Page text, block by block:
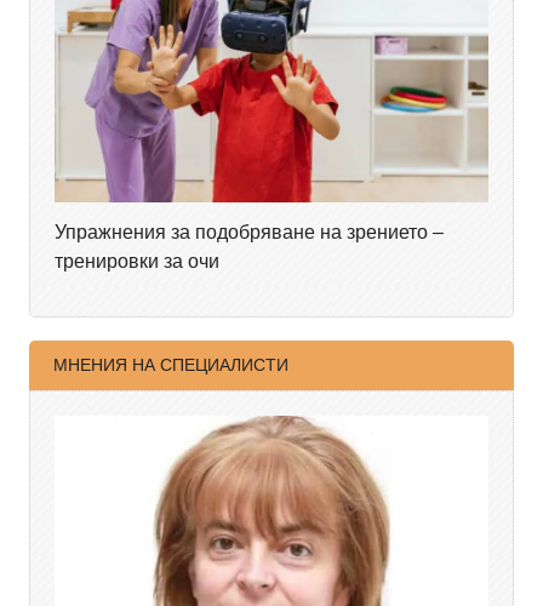
Упражнения за подобряване на зрението –
тренировки за очи
МНЕНИЯ НА СПЕЦИАЛИСТИ